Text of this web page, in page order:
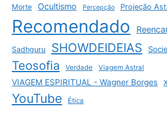
Morte Ocultismo Percepção Projeção
Recomendado
Sadhguru SHOWDEIDEIAS
Teosofia Verdade Viagem Astral
VIAGEM ESPIRITUAL - Wagner Borges
YouTube Ética